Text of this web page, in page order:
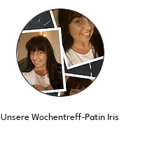
Unsere Wochentreff-Patin Iris